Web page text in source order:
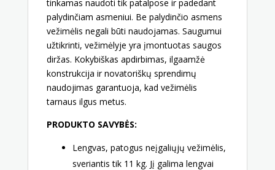
tinkamas naudoti tik patalpose ir padedant
palydinčiam asmeniui. Be palydinčio asmens
vežimėlis negali būti naudojamas. Saugumui
užtikrinti, vežimėlyje yra įmontuotas saugos
diržas. Kokybiškas apdirbimas, ilgaamžė
konstrukcija ir novatoriškų sprendimų
naudojimas garantuoja, kad vežimėlis
tarnaus ilgus metus.
PRODUKTO SAVYBĖS:
Lengvas, patogus neįgaliųjų vežimėlis,
sveriantis tik 11 kg. Jį galima lengvai